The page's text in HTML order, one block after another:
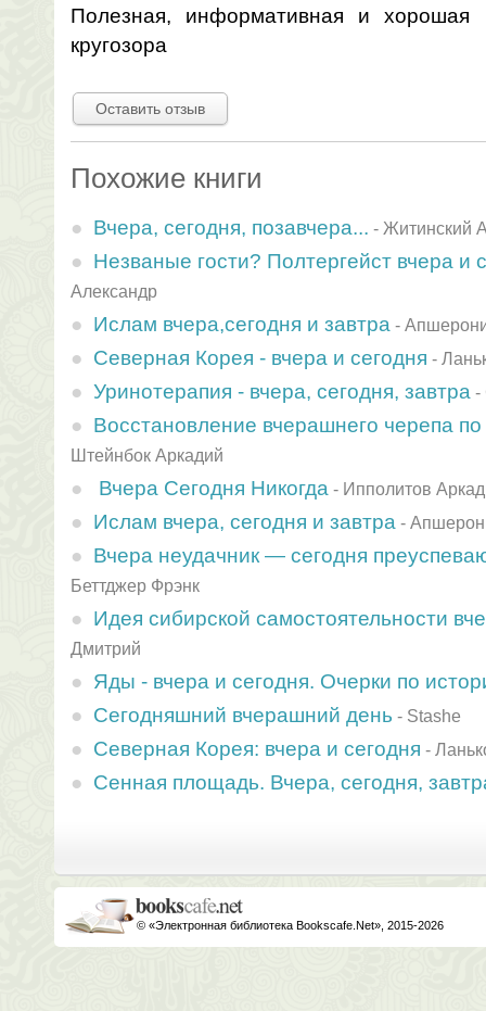
Полезная, информативная и хорошая
кругозора
Оставить отзыв
Похожие книги
Вчера, сегодня, позавчера... - Житинский
Незваные гости? Полтергейст вчера и
Александр
Ислам вчера,сегодня и завтра -
Северная Корея - вчера и сегодня -
Уринотерапия - вчера, сегодня, завтра -
Восстановление вчерашнего черепа
Штейнбок Аркадий
Вчера Сегодня Никогда - Ипполитов
Ислам вчера, сегодня и завтра -
Вчера неудачник — сегодня
Беттджер Фрэнк
Идея сибирской самостоятельности
Дмитрий
Яды - вчера и сегодня. Очерки по
Сегодняшний вчерашний день - Stashe
Северная Корея: вчера и сегодня -
Сенная площадь. Вчера, сегодня,
© «Электронная библиотека Bookscafe.Net», 2015-2026